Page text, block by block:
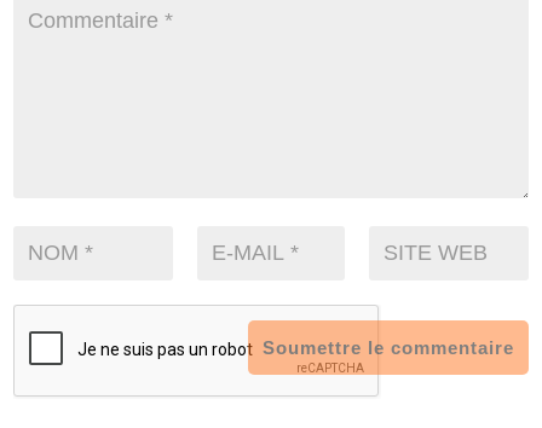
Soumettre le commentaire